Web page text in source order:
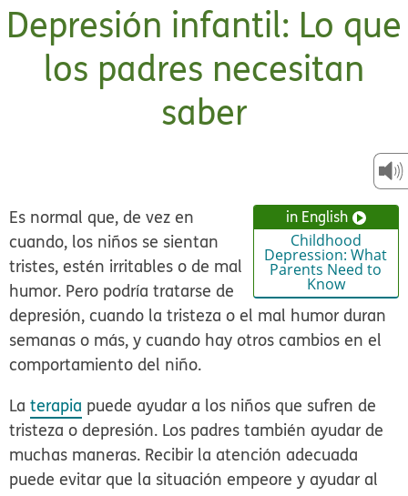
biblioteca
KidsHealth
Depresión infantil: Lo que
los padres necesitan
saber
in English
Childhood
Depression: What
Parents Need to
Know
Es normal que, de vez en
cuando, los niños se sientan
tristes, estén irritables o de mal
humor. Pero podría tratarse de
depresión, cuando la tristeza o el mal humor duran
semanas o más, y cuando hay otros cambios en el
comportamiento del niño.
Laterapia puede ayudar a los niños que sufren de
tristeza o depresión. Los padres también ayudar de
muchas maneras. Recibir la atención adecuada
puede evitar que la situación empeore y ayudar al